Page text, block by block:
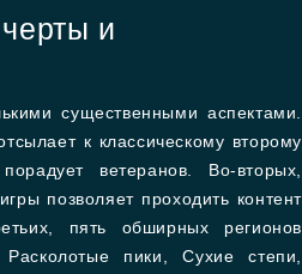
и
существенными аспектами.
к классическому второму
ветеранов. Во-вторых,
позволяет проходить контент
пять обширных регионов
пики, Сухие степи,